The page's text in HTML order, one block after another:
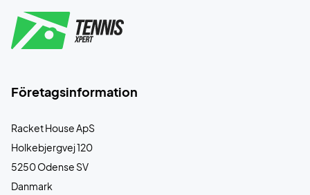
Företagsinformation
Racket House ApS
Holkebjergvej 120
5250 Odense SV
Danmark